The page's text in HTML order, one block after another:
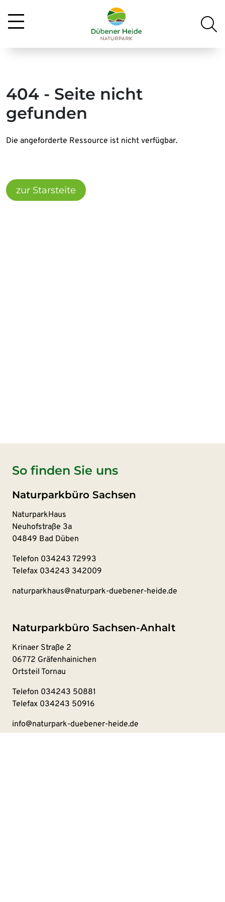
404 - Seite nicht
gefunden
Die angeforderte Ressource ist nicht verfügbar.
zur Starsteite
So finden Sie uns
Naturparkbüro Sachsen
NaturparkHaus
Neuhofstraße 3a
04849 Bad Düben
Telefon 034243 72993
Telefax 034243 342009
naturparkhaus@naturpark-duebener-heide.de
Naturparkbüro Sachsen-Anhalt
Krinaer Straße 2
06772 Gräfenhainichen
Ortsteil Tornau
Telefon 034243 50881
Telefax 034243 50916
info@naturpark-duebener-heide.de